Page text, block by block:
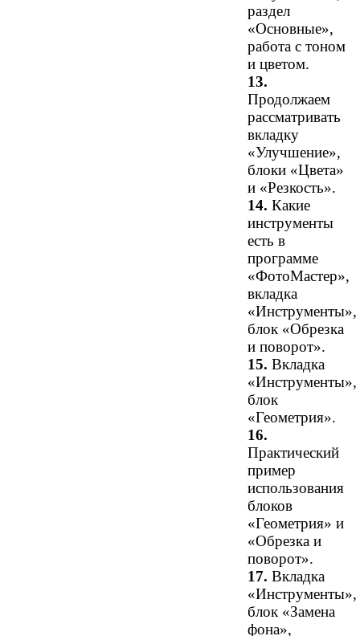
раздел
«Основные»,
работа с тоном
и цветом.
13.
Продолжаем
рассматривать
вкладку
«Улучшение»,
блоки «Цвета»
и «Резкость».
14. Какие
инструменты
есть в
программе
«ФотоМастер»,
вкладка
«Инструменты»,
блок «Обрезка
и поворот».
15. Вкладка
«Инструменты»,
блок
«Геометрия».
16.
Практический
пример
использования
блоков
«Геометрия» и
«Обрезка и
поворот».
17. Вкладка
«Инструменты»,
блок «Замена
фона»,